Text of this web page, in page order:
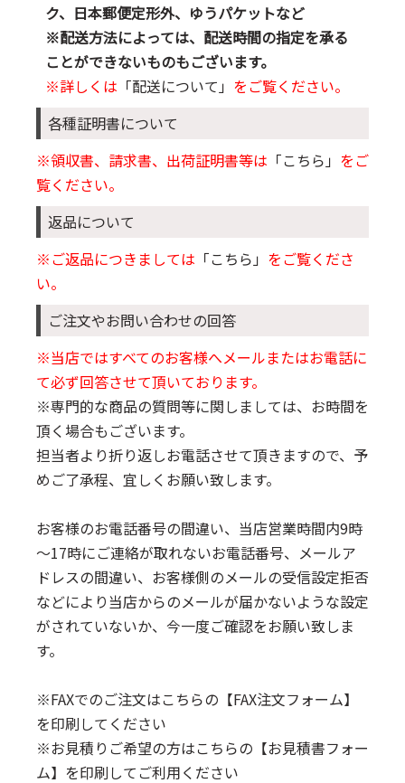
ク、日本郵便定形外、ゆうパケットなど
※配送方法によっては、配送時間の指定を承る
ことができないものもございます。
※詳しくは 「配送について」 をご覧ください。
各種証明書について
※領収書、請求書、出荷証明書等は 「こちら」 をご
覧ください。
返品について
※ご返品につきましては 「こちら」 をご覧くださ
い。
ご注文やお問い合わせの回答
※当店ではすべてのお客様へメールまたはお電話に
て必ず回答させて頂いております。
※専門的な商品の質問等に関しましては、お時間を
頂く場合もございます。
担当者より折り返しお電話させて頂きますので、予
めご了承程、宜しくお願い致します。
お客様のお電話番号の間違い、当店営業時間内9時
～17時にご連絡が取れないお電話番号、メールア
ドレスの間違い、お客様側のメールの受信設定拒否
などにより当店からのメールが届かないような設定
がされていないか、今一度ご確認をお願い致しま
す。
※FAXでのご注文はこちらの 【FAX注文フォーム】
を印刷してください
※お見積りご希望の方はこちらの 【お見積書フォー
ム】 を印刷してご利用ください